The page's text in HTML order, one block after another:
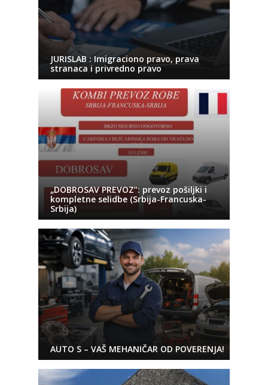
JURISLAB : Imigraciono pravo, prava
stranaca i privredno pravo
„DOBROSAV PREVOZ“: prevoz pošiljki i
kompletne selidbe (Srbija-Francuska-
Srbija)
AUTO S – VAŠ MEHANIČAR OD POVERENJA!